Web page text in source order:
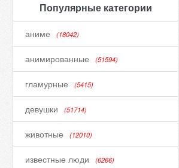
Популярные категории
аниме (18042)
анимированные (51594)
гламурные (5415)
девушки (51714)
животные (12010)
известные люди (6266)